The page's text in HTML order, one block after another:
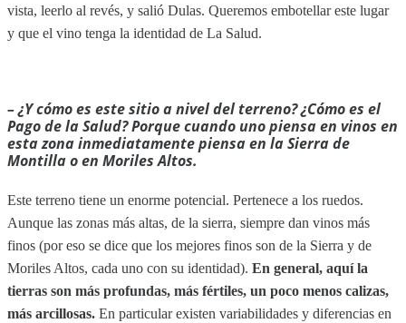
vista, leerlo al revés, y salió Dulas. Queremos embotellar este lugar
y que el vino tenga la identidad de La Salud.
– ¿Y cómo es este sitio a nivel del terreno? ¿Cómo es el
Pago de la Salud? Porque cuando uno piensa en vinos en
esta zona inmediatamente piensa en la Sierra de
Montilla o en Moriles Altos.
Este terreno tiene un enorme potencial. Pertenece a los ruedos.
Aunque las zonas más altas, de la sierra, siempre dan vinos más
finos (por eso se dice que los mejores finos son de la Sierra y de
Moriles Altos, cada uno con su identidad). En general, aquí la
tierras son más profundas, más fértiles, un poco menos calizas,
más arcillosas. En particular existen variabilidades y diferencias en